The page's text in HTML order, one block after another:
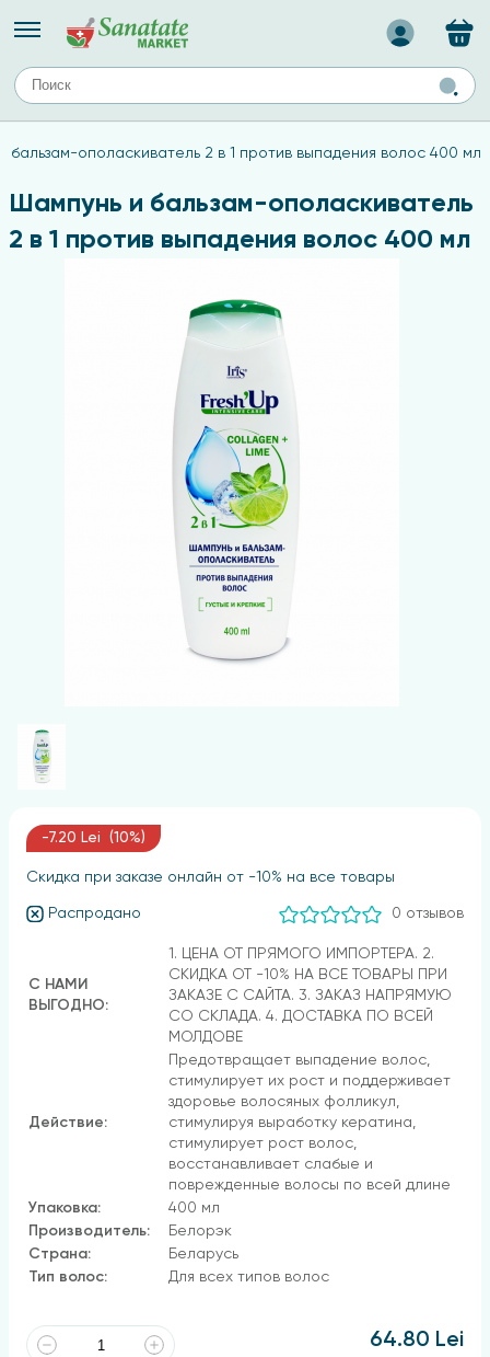
лица
Назад
ТИПЫ КОЖИ
Средства для комбинированной кожи
Средства для проблемной кожи
бальзам-ополаскиватель 2 в 1 против выпадения волос 400 мл
Шампунь и бальзам-ополаскиватель
2 в 1 против выпадения волос 400 мл
-7.20 Lei (10%)
Скидка при заказе онлайн от -10% на все товары
Распродано 0 отзывов
С НАМИ
ВЫГОДНО:
1. ЦЕНА ОТ ПРЯМОГО ИМПОРТЕРА. 2.
СКИДКА ОТ -10% НА ВСЕ ТОВАРЫ ПРИ
ЗАКАЗЕ С САЙТА. 3. ЗАКАЗ НАПРЯМУЮ
СО СКЛАДА. 4. ДОСТАВКА ПО ВСЕЙ
МОЛДОВЕ
Действие:
Предотвращает выпадение волос,
стимулирует их рост и поддерживает
здоровье волосяных фолликул,
стимулируя выработку кератина,
стимулирует рост волос,
восстанавливает слабые и
поврежденные волосы по всей длине
Упаковка:
400 мл
Производитель:
Белорэк
Страна:
Беларусь
Тип волос:
Для всех типов волос
64.80 Lei